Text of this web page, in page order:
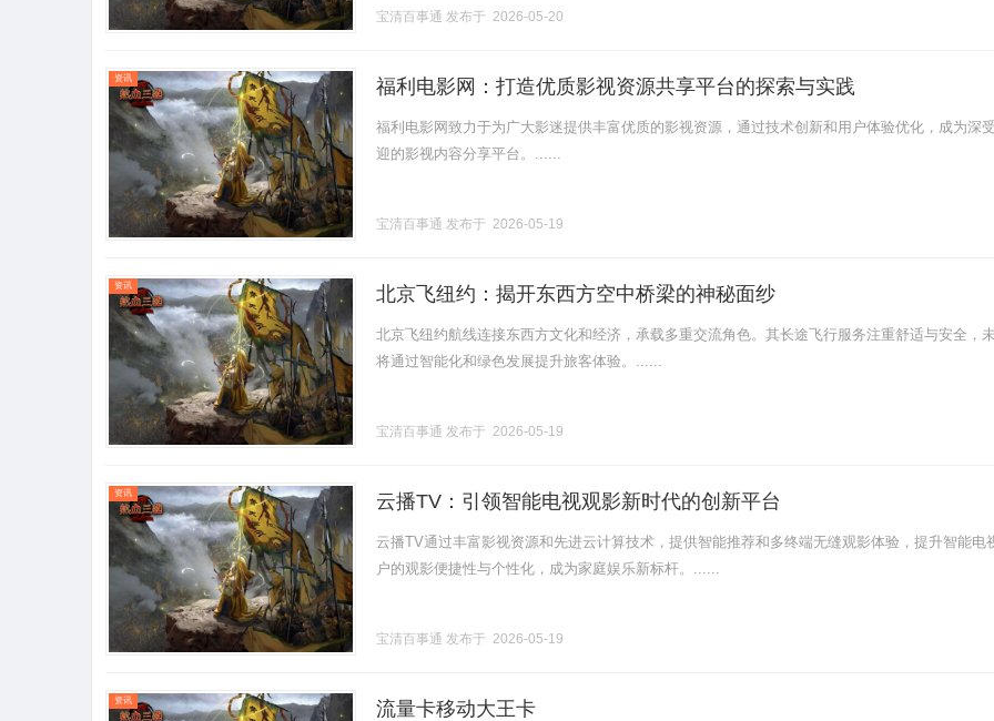
宝清百事通 发布于 2026-05-20
资讯 福利电影网：打造优质影视资源共享平台的探索与实践
福利电影网致力于为广大影迷提供丰富优质的影视资源，通过技术创新和用户体验优化，成为深
迎的影视内容分享平台。......
宝清百事通 发布于 2026-05-19
资讯 北京飞纽约：揭开东西方空中桥梁的神秘面纱
北京飞纽约航线连接东西方文化和经济，承载多重交流角色。其长途飞行服务注重舒适与安全，
将通过智能化和绿色发展提升旅客体验。......
宝清百事通 发布于 2026-05-19
资讯 云播TV：引领智能电视观影新时代的创新平台
云播TV通过丰富影视资源和先进云计算技术，提供智能推荐和多终端无缝观影体验，提升智能电
户的观影便捷性与个性化，成为家庭娱乐新标杆。......
宝清百事通 发布于 2026-05-19
资讯 流量卡移动大王卡